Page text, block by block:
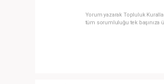
Yorum yazarak Topluluk
tüm sorumluluğu tek